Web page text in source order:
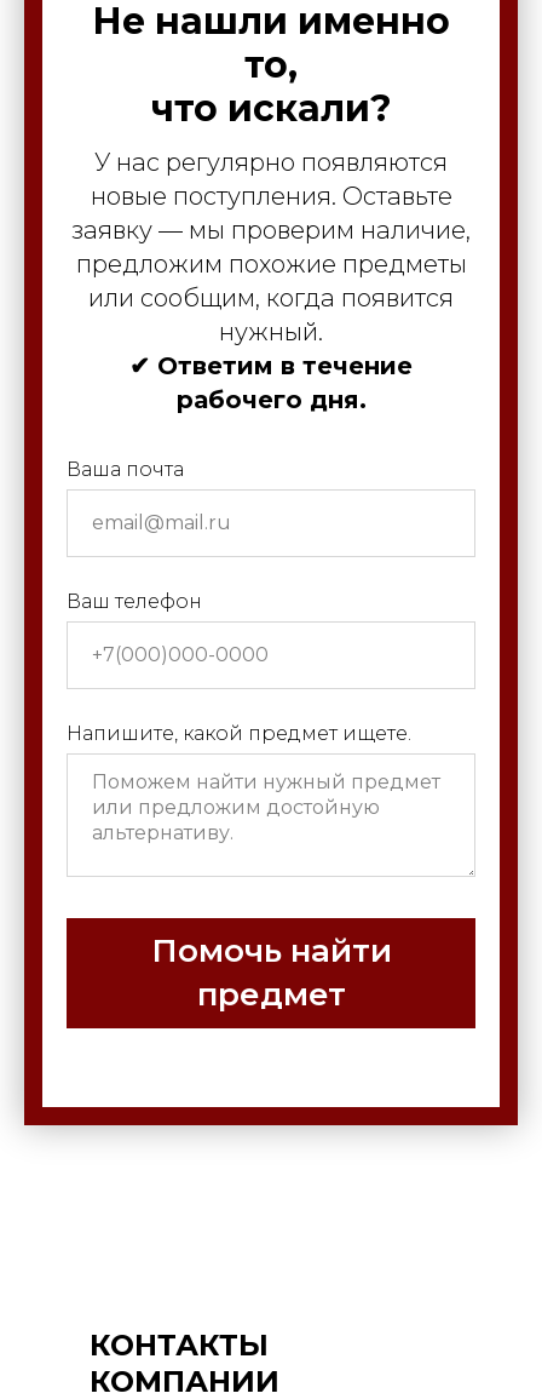
Не нашли именно
то,
что искали?
У нас регулярно появляются
новые поступления. Оставьте
заявку — мы проверим наличие,
предложим похожие предметы
или сообщим, когда появится
нужный.
✔ Ответим в течение
рабочего дня.
Ваша почта
Ваш телефон
Напишите, какой предмет ищете.
Помочь найти
предмет
КОНТАКТЫ
КОМПАНИИ